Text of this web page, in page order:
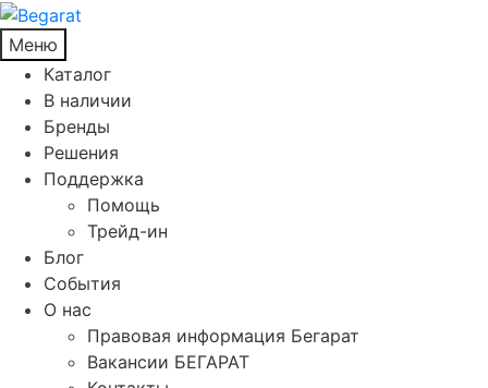
Меню
Каталог
В наличии
Бренды
Решения
Поддержка
Помощь
Трейд-ин
Блог
События
О нас
Правовая информация Бегарат
Вакансии БЕГАРАТ